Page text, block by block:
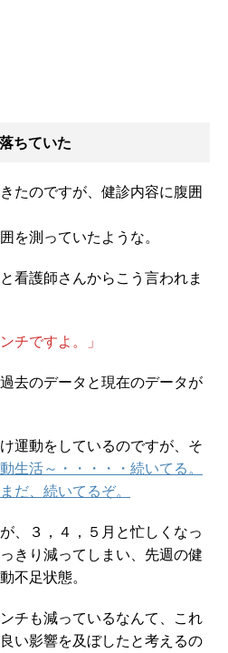
ちていた
たのですが、健診内容に腹囲
を測っていたような。
看護師さんからこう言われま
チですよ。」
去のデータと現在のデータが
運動をしているのですが、そ
生活～・・・・・続いてる。
だ、続いてるぞ。
、３，４，５月と忙しくなっ
きり減ってしまい、先週の健
不足状態。
チも減っているなんて、これ
い影響を及ぼしたと考えるの